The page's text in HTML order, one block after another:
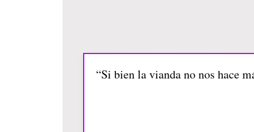
“Si bien la vianda no nos hace